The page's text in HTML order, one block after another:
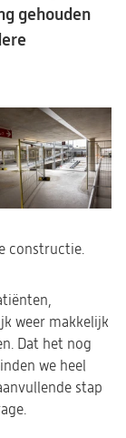
gehouden
constructie.
weer makkelijk
Dat het nog
we heel
stap